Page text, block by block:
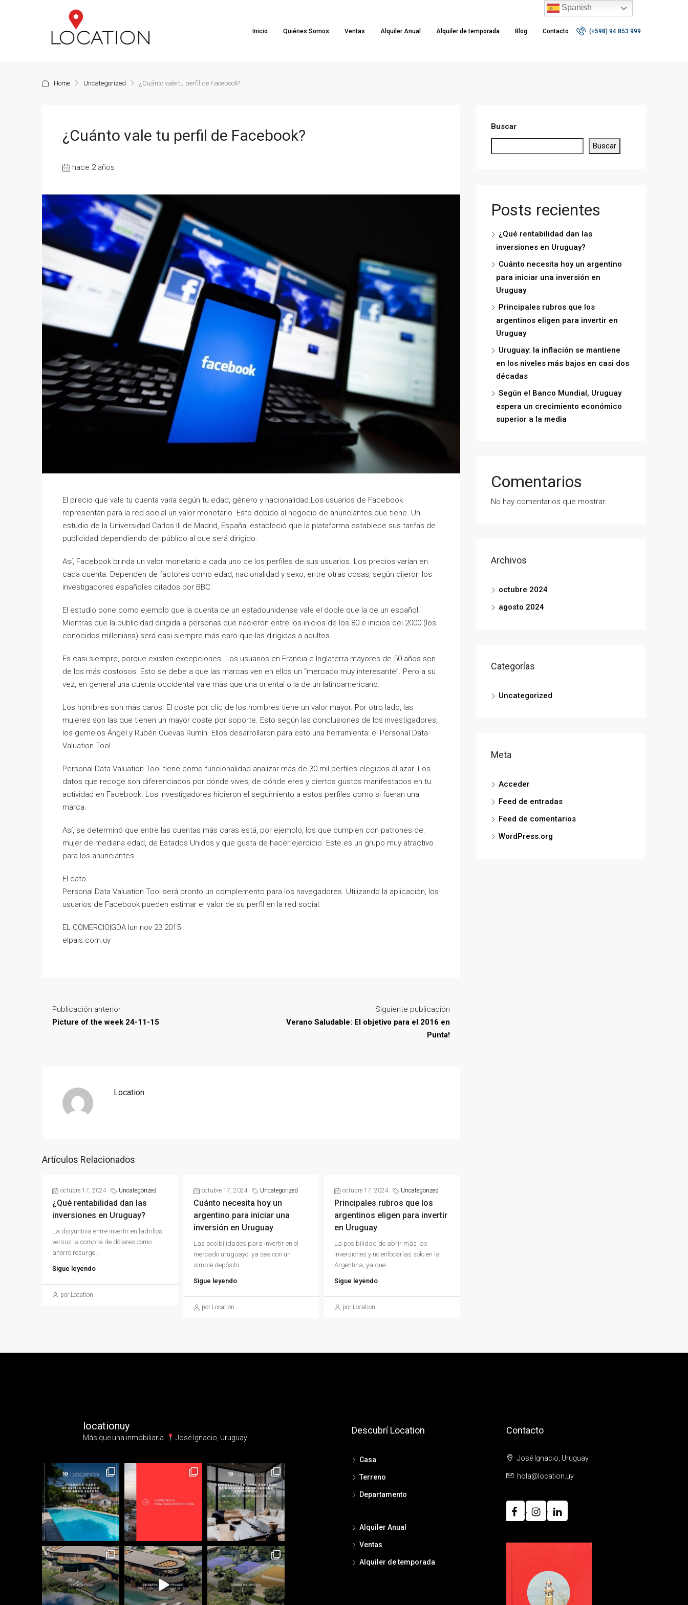
Inicio Quiénes Somos Ventas Alquiler Anual Alquiler de temporada Blog Contacto (+598) 94 853 999
Home Uncategorized ¿Cuánto vale tu perfil de Facebook?
¿Cuánto vale tu perfil de Facebook?
hace 2 años
El precio que vale tu cuenta varía según tu edad, género y nacionalidad.Los usuarios de Facebook
representan para la red social un valor monetario. Esto debido al negocio de anunciantes que tiene. Un
estudio de la Universidad Carlos III de Madrid, España, estableció que la plataforma establece sus tarifas de
publicidad dependiendo del público al que será dirigido.
Así, Facebook brinda un valor monetario a cada uno de los perfiles de sus usuarios. Los precios varían en
cada cuenta. Dependen de factores como edad, nacionalidad y sexo, entre otras cosas, según dijeron los
investigadores españoles citados por BBC.
El estudio pone como ejemplo que la cuenta de un estadounidense vale el doble que la de un español.
Mientras que la publicidad dirigida a personas que nacieron entre los inicios de los 80 e inicios del 2000 (los
conocidos millenians) será casi siempre más caro que las dirigidas a adultos.
Es casi siempre, porque existen excepciones. Los usuarios en Francia e Inglaterra mayores de 50 años son
de los más costosos. Esto se debe a que las marcas ven en ellos un “mercado muy interesante”. Pero a su
vez, en general una cuenta occidental vale más que una oriental o la de un latinoamericano.
Los hombres son más caros. El coste por clic de los hombres tiene un valor mayor. Por otro lado, las
mujeres son las que tienen un mayor coste por soporte. Esto según las conclusiones de los investigadores,
los gemelos Ángel y Rubén Cuevas Rumín. Ellos desarrollaron para esto una herramienta: el Personal Data
Valuation Tool.
Personal Data Valuation Tool tiene como funcionalidad analizar más de 30 mil perfiles elegidos al azar. Los
datos que recoge son diferenciados por dónde vives, de dónde eres y ciertos gustos manifestados en tu
actividad en Facebook. Los investigadores hicieron el seguimiento a estos perfiles como si fueran una
marca.
Así, se determinó que entre las cuentas más caras está, por ejemplo, los que cumplen con patrones de:
mujer de mediana edad, de Estados Unidos y que gusta de hacer ejercicio. Este es un grupo muy atractivo
para los anunciantes.
El dato.
Personal Data Valuation Tool será pronto un complemento para los navegadores. Utilizando la aplicación, los
usuarios de Facebook pueden estimar el valor de su perfil en la red social.
EL COMERCIO|GDA lun nov 23 2015
elpais.com.uy
Publicación anterior
Picture of the week 24-11-15
Siguiente publicación
Verano Saludable: El objetivo para el 2016 en
Punta!
Location
Artículos Relacionados
octubre 17, 2024 Uncategorized
¿Qué rentabilidad dan las
inversiones en Uruguay?
La disyuntiva entre invertir en ladrillos
versus la compra de dólares como
ahorro resurge...
Sigue leyendo
por Location
octubre 17, 2024 Uncategorized
Cuánto necesita hoy un
argentino para iniciar una
inversión en Uruguay
Las posibilidades para invertir en el
mercado uruguayo, ya sea con un
simple depósito...
Sigue leyendo
por Location
octubre 17, 2024 Uncategorized
Principales rubros que los
argentinos eligen para invertir
en Uruguay
La posibilidad de abrir más las
inversiones y no enfocarlas solo en la
Argentina, ya que...
Sigue leyendo
por Location
Buscar
Buscar
Posts recientes
¿Qué rentabilidad dan las
inversiones en Uruguay?
Cuánto necesita hoy un argentino
para iniciar una inversión en
Uruguay
Principales rubros que los
argentinos eligen para invertir en
Uruguay
Uruguay: la inflación se mantiene
en los niveles más bajos en casi dos
décadas
Según el Banco Mundial, Uruguay
espera un crecimiento económico
superior a la media
Comentarios
No hay comentarios que mostrar.
Archivos
octubre 2024
agosto 2024
Categorías
Uncategorized
Meta
Acceder
Feed de entradas
Feed de comentarios
WordPress.org
locationuy
Más que una inmobiliaria.⁣ José Ignacio, Uruguay.
Descubrí Location
Casa
Terreno
Departamento
Alquiler Anual
Ventas
Alquiler de temporada
Contacto
José Ignacio, Uruguay
hola@location.uy
Spanish